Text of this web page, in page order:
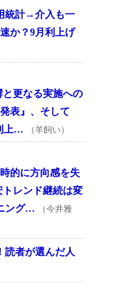
統計→介入も一
か？9月利上げ
更なる実施への
表』、そして
上…
（羊飼い）
的に方向感を失
レンド継続は変
ング…
（今井雅
読者が選んだ人